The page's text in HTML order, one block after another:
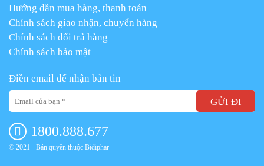
Hướng dẫn mua hàng, thanh toán
Chính sách giao nhận, chuyển hàng
Chính sách đổi trả hàng
Chính sách bảo mật
Điền email để nhận bản tin
GỬI ĐI
1800.888.677
© 2021 - Bản quyền thuộc Bidiphar